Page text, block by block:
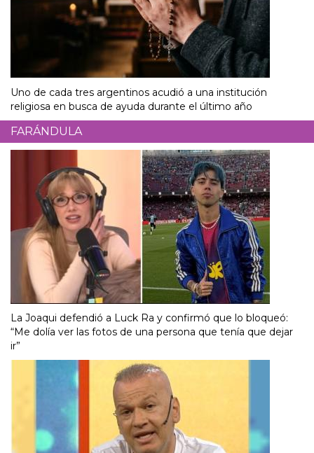
Uno de cada tres argentinos acudió a una institución
religiosa en busca de ayuda durante el último año
FARÁNDULA
La Joaqui defendió a Luck Ra y confirmó que lo bloqueó:
“Me dolía ver las fotos de una persona que tenía que dejar
ir”